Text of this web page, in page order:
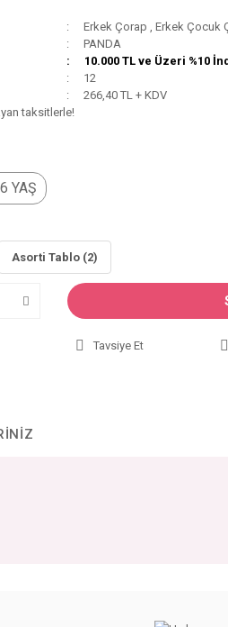
Erkek Çorap ,Erkek Çocuk
PANDA
10.000 TL ve Üzeri %10
12
266,40 TL + KDV
taksitlerle!
YAŞ
Asorti Tablo (2)
Tavsiye Et